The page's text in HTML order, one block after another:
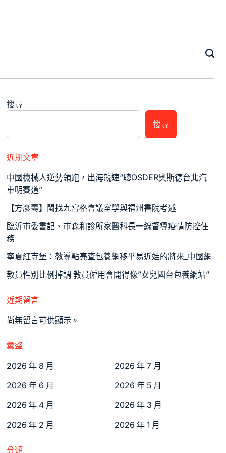
搜尋
搜尋
近期文章
中國機械人逆勢領跑，出海競速“聰OSDER奧斯德台北汽
車明賽道”
【方彥壽】閩找九宮格會議室學與福州書院考述
臨沂市委書記、市森和診所家醫科長一線督導疫情防控任
務
寧夏紅寺堡：教導點亮查包養網移平易近娃的將來_中國網
教員性別比例掉調 教員僱用會開得像”女兒國台包養網站”
近期留言
尚無留言可供顯示。
彙整
2026 年 8 月
2026 年 7 月
2026 年 6 月
2026 年 5 月
2026 年 4 月
2026 年 3 月
2026 年 2 月
2026 年 1 月
分類